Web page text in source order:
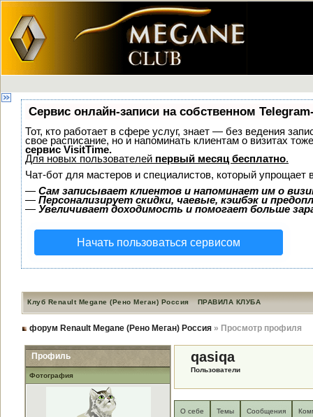
Сервис онлайн-записи на собственном
Тот, кто работает в сфере услуг, знает — без ведения
свое расписание, но и напоминать клиентам о визитах
сервис VisitTime.
Для новых пользователей первый месяц бесплатно.
Чат-бот для мастеров и специалистов, который упрощает
— Сам записывает клиентов и напоминает им о
— Персонализирует скидки, чаевые, кэшбэк и
— Увеличивает доходимость и помогает больше
Начать пользоваться сервисом
Клуб Renault Megane (Рено Меган) Россия ПРАВИЛА КЛУБА
форум Renault Megane (Рено Меган) Россия » Просмотр профиля
Профиль
Фотография
qasiqa
Пользователи
О себе Темы Сообщения